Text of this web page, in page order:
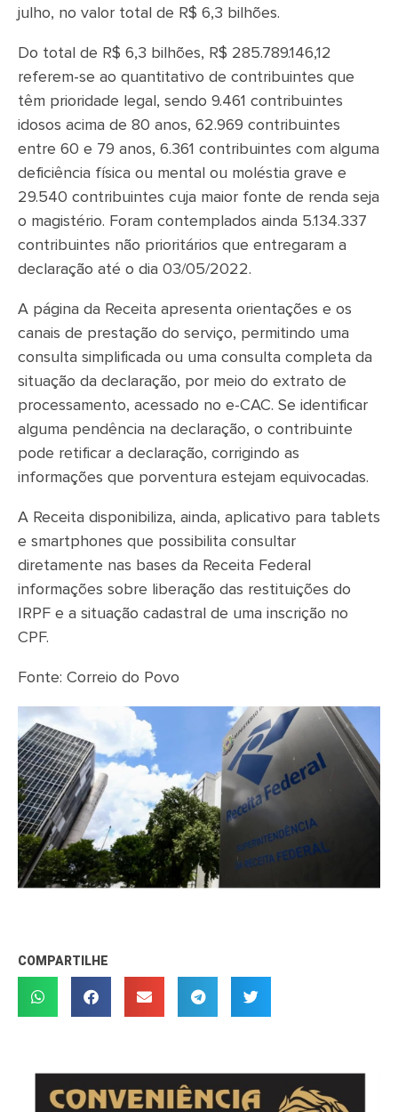
julho, no valor total de R$ 6,3 bilhões.
Do total de R$ 6,3 bilhões, R$ 285.789.146,12
referem-se ao quantitativo de contribuintes que
têm prioridade legal, sendo 9.461 contribuintes
idosos acima de 80 anos, 62.969 contribuintes
entre 60 e 79 anos, 6.361 contribuintes com alguma
deficiência física ou mental ou moléstia grave e
29.540 contribuintes cuja maior fonte de renda seja
o magistério. Foram contemplados ainda 5.134.337
contribuintes não prioritários que entregaram a
declaração até o dia 03/05/2022.
A página da Receita apresenta orientações e os
canais de prestação do serviço, permitindo uma
consulta simplificada ou uma consulta completa da
situação da declaração, por meio do extrato de
processamento, acessado no e-CAC. Se identificar
alguma pendência na declaração, o contribuinte
pode retificar a declaração, corrigindo as
informações que porventura estejam equivocadas.
A Receita disponibiliza, ainda, aplicativo para tablets
e smartphones que possibilita consultar
diretamente nas bases da Receita Federal
informações sobre liberação das restituições do
IRPF e a situação cadastral de uma inscrição no
CPF.
Fonte: Correio do Povo
COMPARTILHE